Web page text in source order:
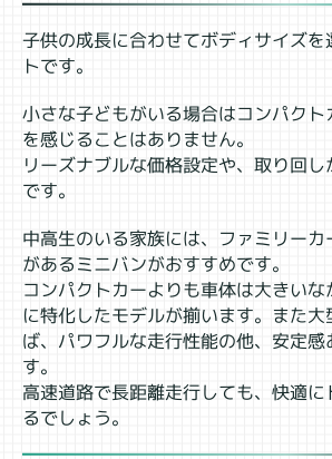
子供の成長に合わせてボディサイズを
トです。
小さな子どもがいる場合はコンパクト
を感じることはありません。
リーズナブルな価格設定や、取り回
です。
中高生のいる家族には、ファミリー
があるミニバンがおすすめです。
コンパクトカーよりも車体は大きい
に特化したモデルが揃います。また
ば、パワフルな走行性能の他、安定
す。
高速道路で長距離走行しても、快適
るでしょう。